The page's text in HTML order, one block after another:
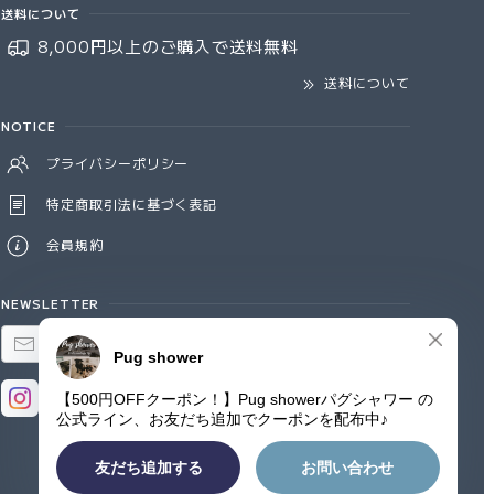
送料について
8,000円以上のご購入で送料無料
送料について
NOTICE
プライバシーポリシー
特定商取引法に基づく表記
会員規約
NEWSLETTER